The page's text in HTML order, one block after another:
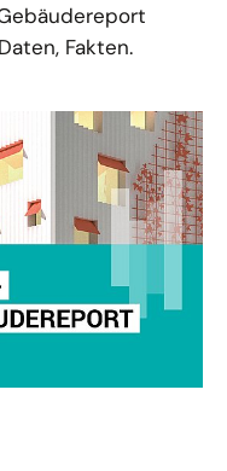
Fakten.